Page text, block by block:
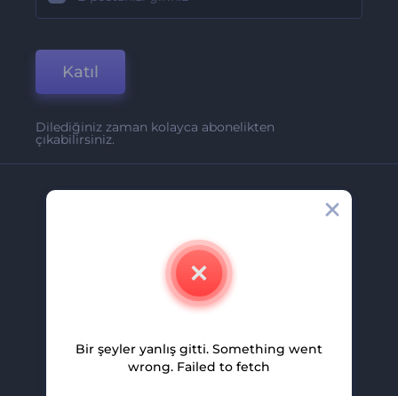
Katıl
Dilediğiniz zaman kolayca abonelikten
çıkabilirsiniz.
İletişim
Kariyer
Ortaklık Programı
Bir şeyler yanlış gitti. Something went
wrong. Failed to fetch